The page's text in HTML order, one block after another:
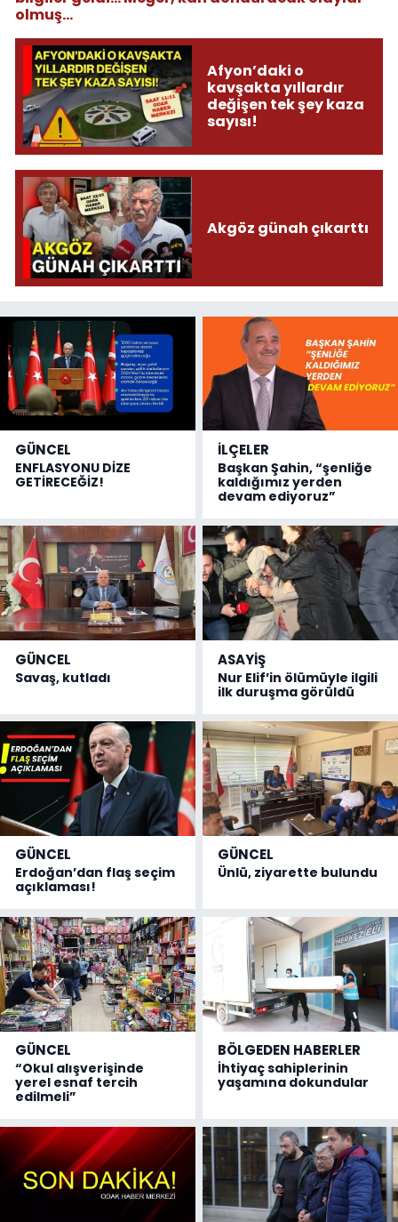
olmuş...
Afyon’daki o
kavşakta yıllardır
değişen tek şey kaza
sayısı!
Akgöz günah çıkarttı
GÜNCEL
ENFLASYONU DİZE
GETİRECEĞİZ!
İLÇELER
Başkan Şahin, “şenliğe
kaldığımız yerden
devam ediyoruz”
GÜNCEL
Savaş, kutladı
ASAYİŞ
Nur Elif’in ölümüyle ilgili
ilk duruşma görüldü
GÜNCEL
Erdoğan’dan flaş seçim
açıklaması!
GÜNCEL
Ünlü, ziyarette bulundu
GÜNCEL
“Okul alışverişinde
yerel esnaf tercih
edilmeli”
BÖLGEDEN HABERLER
İhtiyaç sahiplerinin
yaşamına dokundular